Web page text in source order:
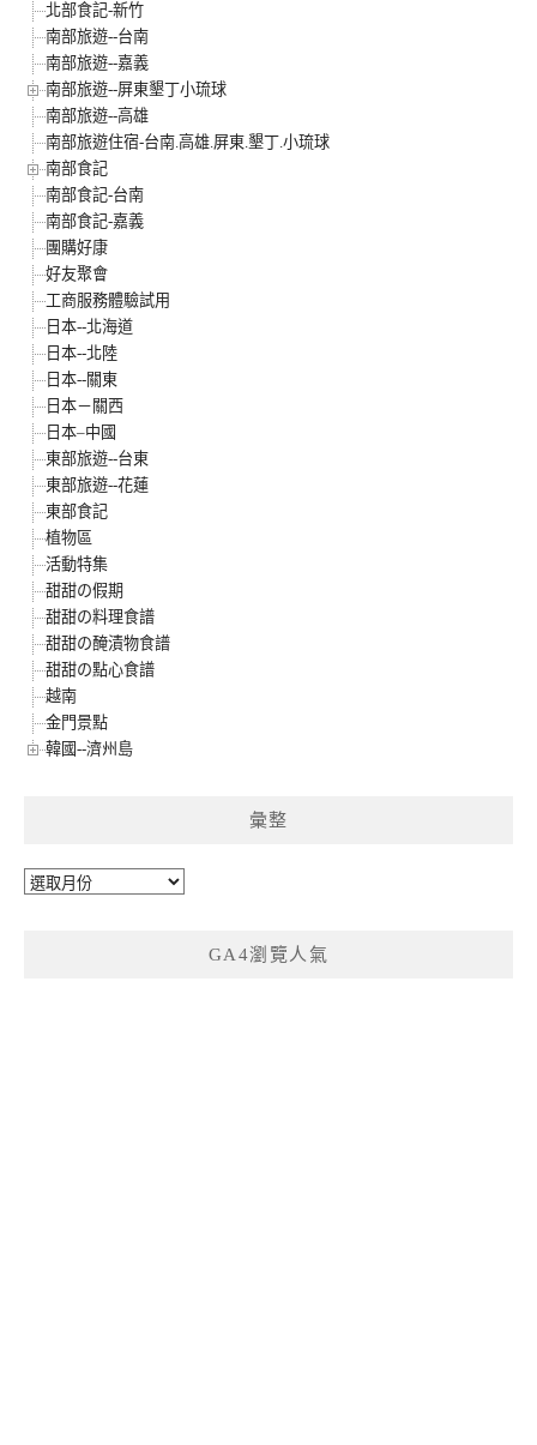
北部食記-新竹
南部旅遊--台南
南部旅遊--嘉義
南部旅遊--屏東墾丁小琉球
南部旅遊--高雄
南部旅遊住宿-台南.高雄.屏東.墾丁.小琉球
南部食記
南部食記-台南
南部食記-嘉義
團購好康
好友聚會
工商服務體驗試用
日本--北海道
日本--北陸
日本--關東
日本－關西
日本–中國
東部旅遊--台東
東部旅遊--花蓮
東部食記
植物區
活動特集
甜甜の假期
甜甜の料理食譜
甜甜の醃漬物食譜
甜甜の點心食譜
越南
金門景點
韓國--濟州島
彙整
彙
GA4瀏覽人氣